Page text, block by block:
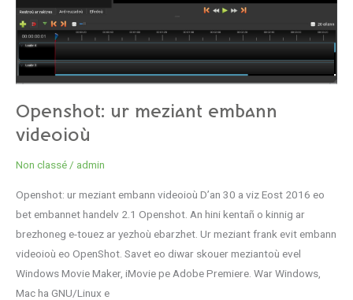
Openshot: ur meziant embann
videoioù
Non classé / admin
Openshot: ur meziant embann videoioù D’an 30 a viz Eost 2016 eo
bet embannet handelv 2.1 Openshot. An hini kentañ o kinnig ar
brezhoneg e-touez ar yezhoù ebarzhet. Ur meziant frank evit embann
videoioù eo OpenShot. Savet eo diwar skouer meziantoù evel
Windows Movie Maker, iMovie pe Adobe Premiere. War Windows,
Mac ha GNU/Linux e